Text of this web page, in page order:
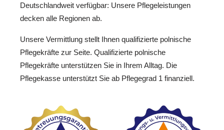
Deutschlandweit verfügbar: Unsere Pflegeleistungen
decken alle Regionen ab.
Unsere Vermittlung stellt Ihnen qualifizierte polnische
Pflegekräfte zur Seite. Qualifizierte polnische
Pflegekräfte unterstützen Sie in Ihrem Alltag. Die
Pflegekasse unterstützt Sie ab Pflegegrad 1 finanziell.